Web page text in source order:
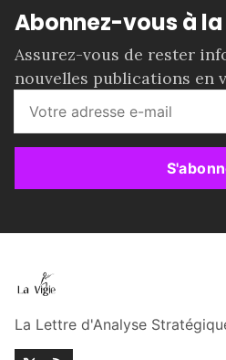
Abonnez-vous à
Assurez-vous de rester
nouvelles publications en
La Lettre d'Analyse